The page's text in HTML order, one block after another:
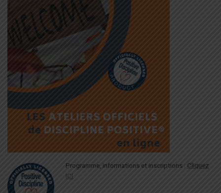
Programme, informations et inscriptions : Cliquez
ICI